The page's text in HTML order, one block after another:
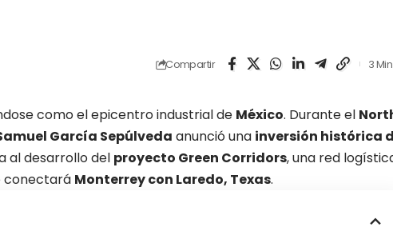
Compartir 3
como el epicentro industrial de México. Durante el
García Sepúlveda anunció una inversión histórica
al desarrollo del proyecto Green Corridors, una red
conectará Monterrey con Laredo, Texas.